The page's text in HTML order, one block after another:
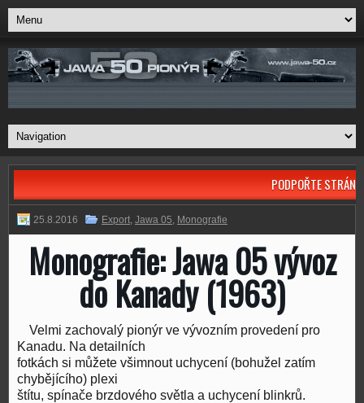
PODPOŘTE
25.8.2016 Export, Jawa 05, Monografie
Monografie: Jawa 05 vývoz
do Kanady (1963)
Velmi zachovalý pionýr ve vývozním provedení pro
Kanadu. Na detailních
fotkách si můžete všimnout uchycení (bohužel zatím
chybějícího) plexi
štítu, spínače brzdového světla a uchycení blinkrů.